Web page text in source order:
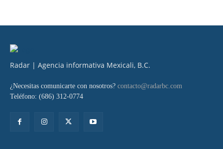
Radar | Agencia informativa Mexicali, B.C.
¿Necesitas comunicarte con nosotros? contacto@radarbc.com
Teléfono: (686) 312-0774